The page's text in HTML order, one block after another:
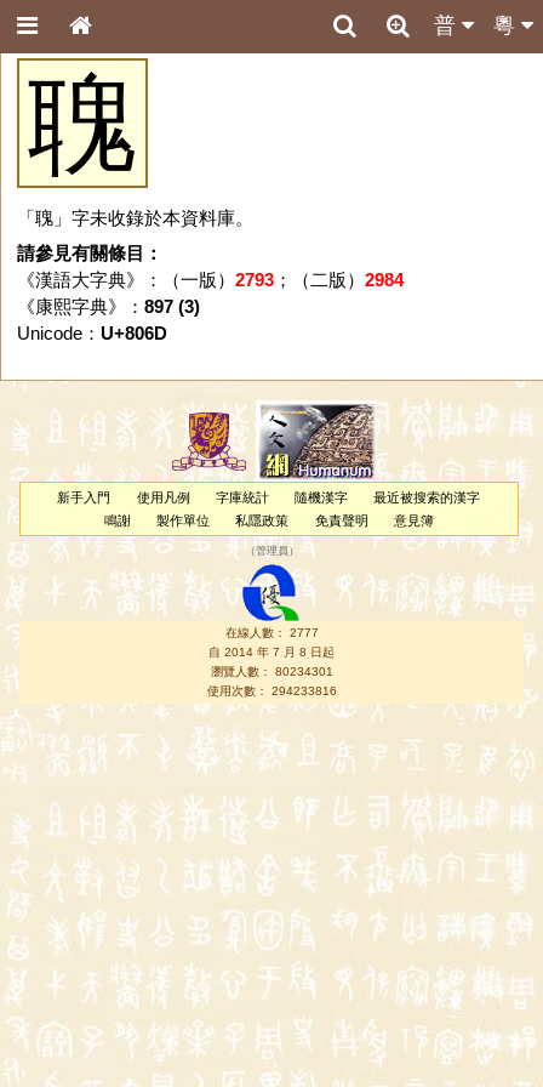
粵
普
聭
「聭」字未收錄於本資料庫。
請參見有關條目：
《漢語大字典》：（一版） 2793；（二版） 2984
《康熙字典》： 897 (3)
Unicode： U+806D
新手入門 使用凡例 字庫統計 隨機漢字
最近被搜索的漢字
鳴謝
製作單位 私隱政策 免責聲明 意見簿
（管理員 ）
在線人數： 2777
自 2014 年 7 月 8 日起
瀏覽人數： 80234301
使用次數： 294233816